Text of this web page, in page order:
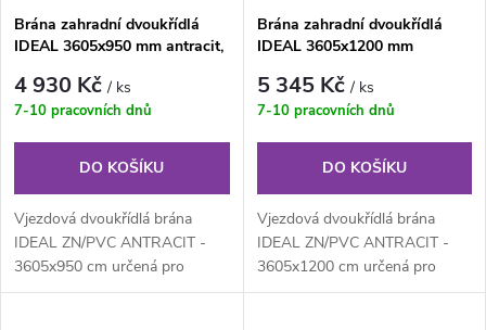
Brána zahradní dvoukřídlá
IDEAL 3605x950 mm antracit,
4 930 Kč/ ks
7-10 pracovních dnů
DO KOŠÍKU
Vjezdová dvoukřídlá brána
IDEAL ZN/PVC ANTRACIT -
3605x950 cm určená pro
drátěné ploty. Výplň z
Brána zahradní dvoukřídlá
IDEAL 3605x1200 mm
5 345 Kč/ ks
7-10 pracovních dnů
DO KOŠÍKU
Vjezdová dvoukřídlá brána
IDEAL ZN/PVC ANTRACIT -
3605x1200 cm určená pro
drátěné ploty. Výplň z